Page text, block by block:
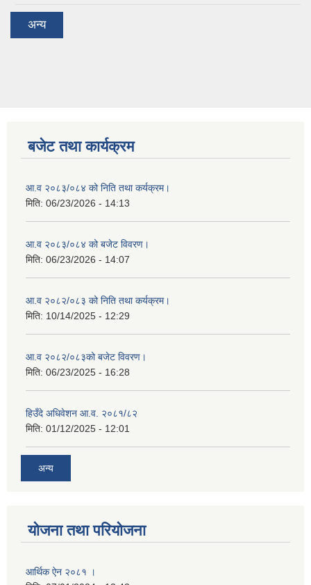
अन्य
बजेट तथा कार्यक्रम
आ.व २०८३/०८४ को निति तथा कर्यक्रम।
मिति: 06/23/2026 - 14:13
आ.व २०८३/०८४ को बजेट विवरण।
मिति: 06/23/2026 - 14:07
आ.व २०८२/०८३ को निति तथा कर्यक्रम।
मिति: 10/14/2025 - 12:29
आ.व २०८२/०८३को बजेट विवरण।
मिति: 06/23/2025 - 16:28
हिउँदे अधिवेशन आ.व. २०८१/८२
मिति: 01/12/2025 - 12:01
अन्य
योजना तथा परियोजना
आर्थिक ऐन २०८१ ।